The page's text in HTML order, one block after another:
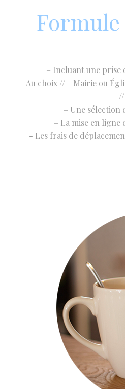
– Incluant une prise
Au choix // - Mairie ou
– Une sélection
– La mise en
- Les frais de